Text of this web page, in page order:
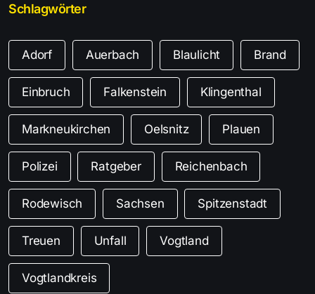
Schlagwörter
Adorf Auerbach Blaulicht Brand
Einbruch Falkenstein Klingenthal
Markneukirchen Oelsnitz Plauen
Polizei Ratgeber Reichenbach
Rodewisch Sachsen Spitzenstadt
Treuen Unfall Vogtland
Vogtlandkreis